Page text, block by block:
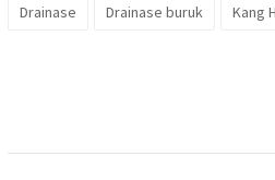
Drainase
Drainase buruk Kang